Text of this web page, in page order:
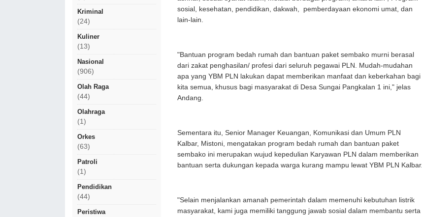
Kriminal
(24)
Kuliner
(13)
Nasional
(906)
Olah Raga
(44)
Olahraga
(1)
Orkes
(63)
Patroli
(1)
Pendidikan
(44)
Peristiwa
sosial, kesehatan, pendidikan, dakwah, pemberdayaan ekonomi umat, dan
lain-lain.
"Bantuan program bedah rumah dan bantuan paket sembako murni berasal
dari zakat penghasilan/ profesi dari seluruh pegawai PLN. Mudah-mudahan
apa yang YBM PLN lakukan dapat memberikan manfaat dan keberkahan bagi
kita semua, khusus bagi masyarakat di Desa Sungai Pangkalan 1 ini," jelas
Andang.
Sementara itu, Senior Manager Keuangan, Komunikasi dan Umum PLN
Kalbar, Mistoni, mengatakan program bedah rumah dan bantuan paket
sembako ini merupakan wujud kepedulian Karyawan PLN dalam memberikan
bantuan serta dukungan kepada warga kurang mampu lewat YBM PLN Kalbar.
"Selain menjalankan amanah pemerintah dalam memenuhi kebutuhan listrik
masyarakat, kami juga memiliki tanggung jawab sosial dalam membantu serta